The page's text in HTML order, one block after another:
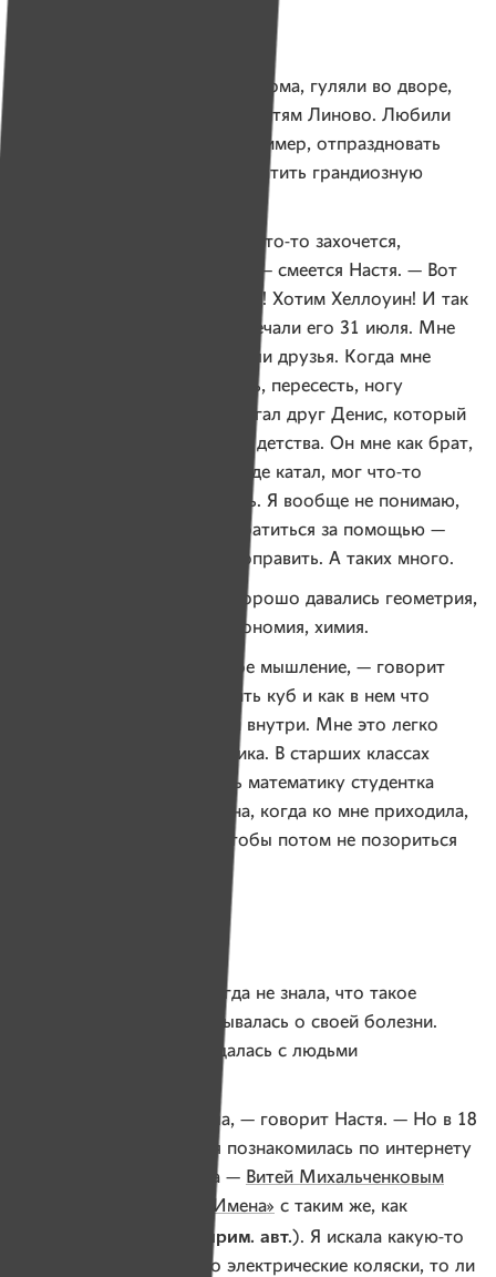
Друзья собирались у Насти дома, гуляли во дворе,
путешествовали по окрестностям Линово. Любили
поэкспериментировать. Например, отпраздновать
посреди лета Хеллоуин и закатить грандиозную
— Мы были такие: если нам что-то захочется,
то пофигу — лето или зима, — смеется Настя. — Вот
сейчас летом у нас Хеллоуин! Хотим Хеллоуин! И так
мы делали не один год. Отмечали его 31 июля. Мне
повезло — у меня всегда были друзья. Когда мне
было сложно что-то достать, пересесть, ногу
пододвинуть, руку, то помогал друг Денис, который
всегда был рядом, с самого детства. Он мне как брат,
можно сказать. Он меня везде катал, мог что-то
приготовить поесть, помочь. Я вообще не понимаю,
когда люди стесняются обратиться за помощью —
перенести их или голову поправить. А таких много.
В школе Насте особенно хорошо давались геометрия,
биология, география, астрономия, химия.
— У меня пространственное мышление, — говорит
Настя. — Я могу представить куб и как в нем что
происходит, все эти линии внутри. Мне это легко
дается, особенно математика. В старших классах
к нам пришла преподавать математику студентка
с четвертого курса, так она, когда ко мне приходила,
даже у меня списывала, чтобы потом не позориться
Настя говорит, что никогда не знала, что такое
одиночество, и не задумывалась о своей болезни.
А до 18 лет даже не общалась с людьми
— Я их никогда не видела, — говорит Настя. — Но в 18
лет случилось так, что я познакомилась по интернету
с мужчиной из Витебска — Витей Михальченковым
соинвестор журнала «Имена» с таким же, как
прим. авт.). Я искала какую-то
информацию, то ли про электрические коляски, то ли